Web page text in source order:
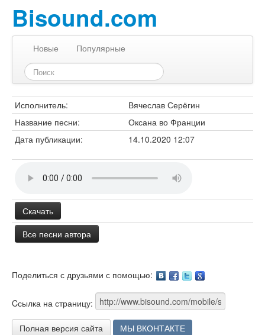
Bisound.com
Новые Популярные
Исполнитель:
Вячеслав Серёгин
Название песни:
Оксана во Франции
Дата публикации:
14.10.2020 12:07
Скачать
Все песни автора
Поделиться с друзьями с помощью:
Cсылка на страницу:
Полная версия сайта МЫ ВКОНТАКТЕ